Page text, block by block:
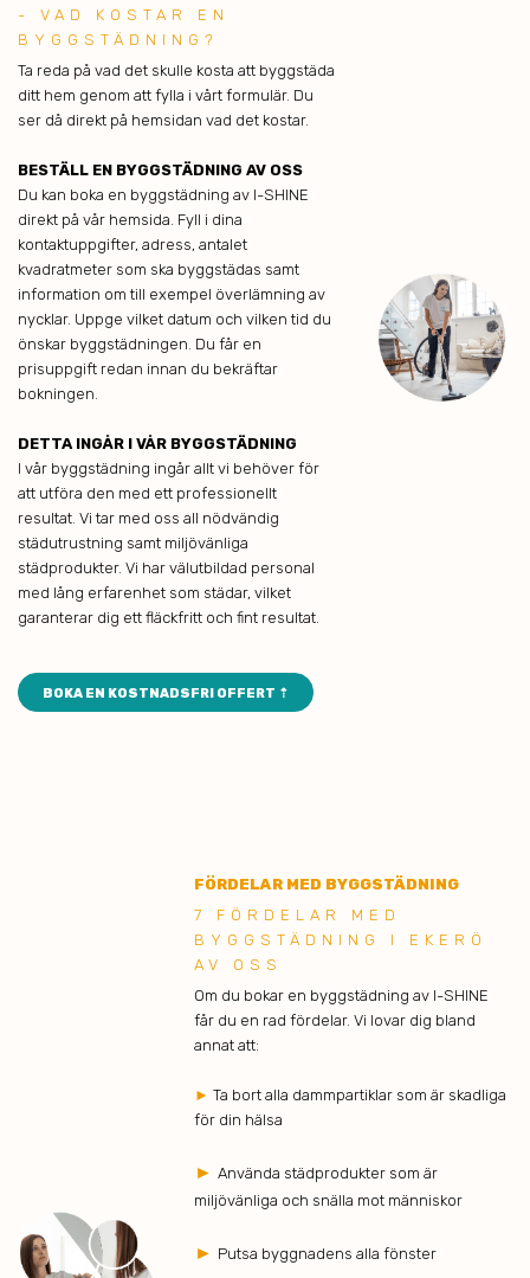
- VAD KOSTAR EN
BYGGSTÄDNING?
Ta reda på vad det skulle kosta att byggstäda
ditt hem genom att fylla i vårt formulär. Du
ser då direkt på hemsidan vad det kostar.
BESTÄLL EN BYGGSTÄDNING AV OSS
Du kan boka en byggstädning av I-SHINE
direkt på vår hemsida. Fyll i dina
kontaktuppgifter, adress, antalet
kvadratmeter som ska byggstädas samt
information om till exempel överlämning av
nycklar. Uppge vilket datum och vilken tid du
önskar byggstädningen. Du får en
prisuppgift redan innan du bekräftar
bokningen.
DETTA INGÅR I VÅR BYGGSTÄDNING
I vår byggstädning ingår allt vi behöver för
att utföra den med ett professionellt
resultat. Vi tar med oss all nödvändig
städutrustning samt miljövänliga
städprodukter. Vi har välutbildad personal
med lång erfarenhet som städar, vilket
garanterar dig ett fläckfritt och fint resultat.
BOKA EN KOSTNADSFRI OFFERT ⇡
FÖRDELAR MED BYGGSTÄDNING
7 FÖRDELAR MED
BYGGSTÄDNING I EKERÖ
AV OSS
Om du bokar en byggstädning av I-SHINE
får du en rad fördelar. Vi lovar dig bland
annat att:
►Ta bort alla dammpartiklar som är skadliga
för din hälsa
►Använda städprodukter som är
miljövänliga och snälla mot människor
► Putsa byggnadens alla fönster